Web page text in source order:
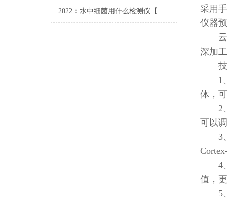
2022：水中细菌用什么检测仪【可现场检测】_水中细菌用什么检测仪
采用
仪器
云
深加
技
1、
体，
2、
可以
3、
4、
值，
5、